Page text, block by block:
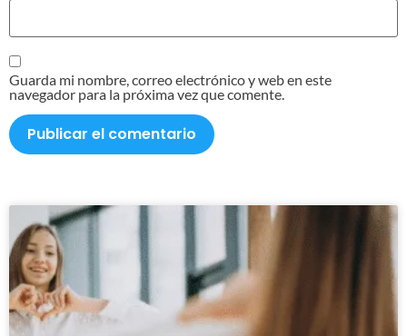
Guarda mi nombre, correo electrónico y web en este
navegador para la próxima vez que comente.